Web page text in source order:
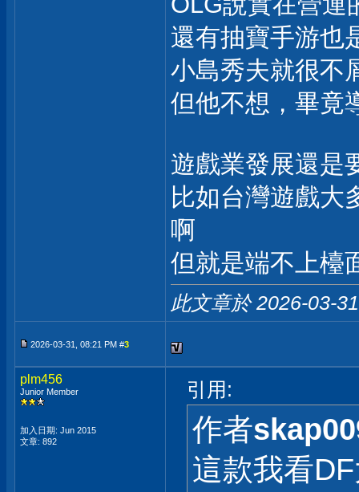
還有抽寶手游也
小島秀夫就很不
但他不想，畢竟
遊戲業發展還是
比如台灣遊戲大
啊
但就是端不上檯
此文章於 2026-03-
2026-03-31, 08:21 PM #3
plm456
Junior Member
加入日期: Jun 2015
文章: 892
引用:
作者
這款我看